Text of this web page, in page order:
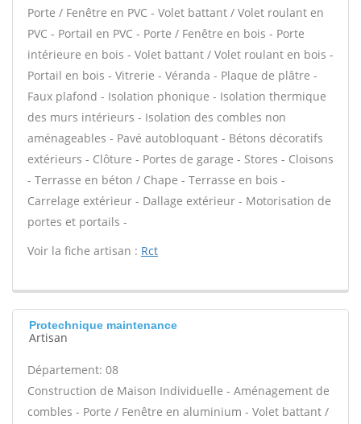
Porte / Fenêtre en PVC - Volet battant / Volet roulant en
PVC - Portail en PVC - Porte / Fenêtre en bois - Porte
intérieure en bois - Volet battant / Volet roulant en bois -
Portail en bois - Vitrerie - Véranda - Plaque de plâtre -
Faux plafond - Isolation phonique - Isolation thermique
des murs intérieurs - Isolation des combles non
aménageables - Pavé autobloquant - Bétons décoratifs
extérieurs - Clôture - Portes de garage - Stores - Cloisons
- Terrasse en béton / Chape - Terrasse en bois -
Carrelage extérieur - Dallage extérieur - Motorisation de
portes et portails -
Voir la fiche artisan : Rct
Protechnique maintenance
Artisan
Département: 08
Construction de Maison Individuelle - Aménagement de
combles - Porte / Fenêtre en aluminium - Volet battant /